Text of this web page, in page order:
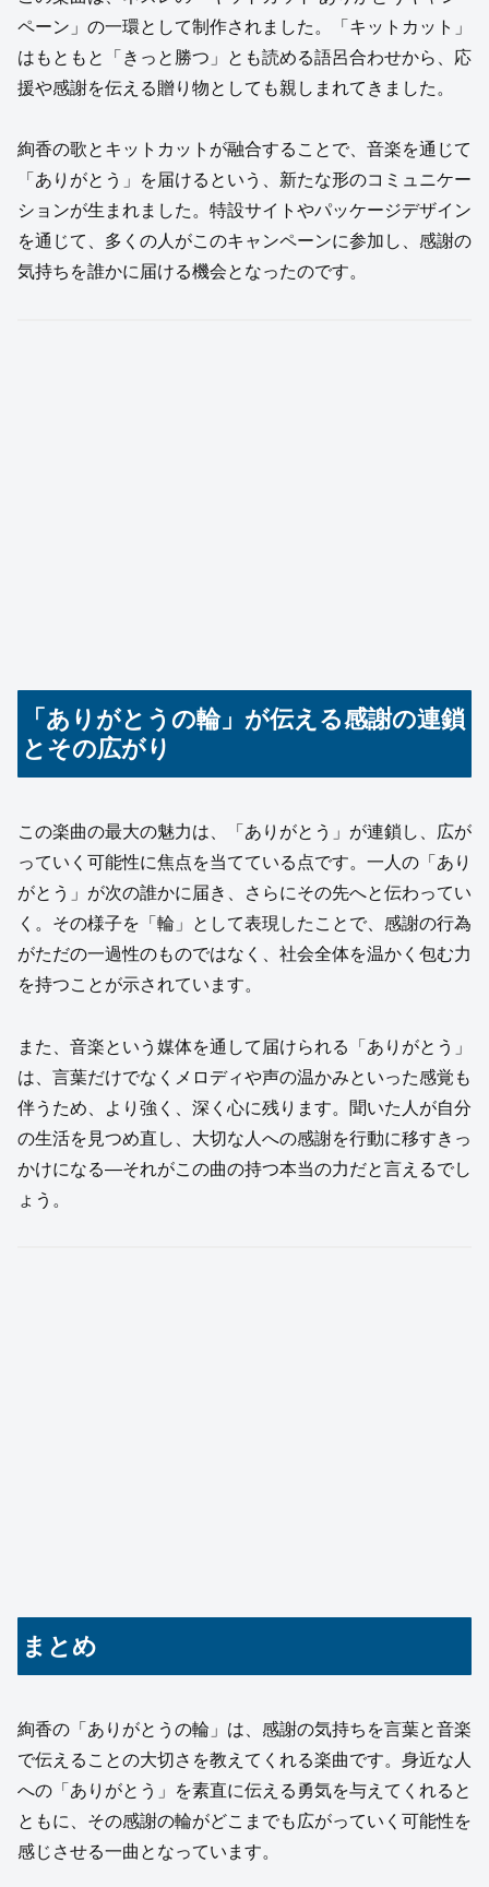
ペーン」の一環として制作されました。「キットカット」
はもともと「きっと勝つ」とも読める語呂合わせから、応
援や感謝を伝える贈り物としても親しまれてきました。
絢香の歌とキットカットが融合することで、音楽を通じて
「ありがとう」を届けるという、新たな形のコミュニケー
ションが生まれました。特設サイトやパッケージデザイン
を通じて、多くの人がこのキャンペーンに参加し、感謝の
気持ちを誰かに届ける機会となったのです。
「ありがとうの輪」が伝える感謝の連鎖
とその広がり
この楽曲の最大の魅力は、「ありがとう」が連鎖し、広が
っていく可能性に焦点を当てている点です。一人の「あり
がとう」が次の誰かに届き、さらにその先へと伝わってい
く。その様子を「輪」として表現したことで、感謝の行為
がただの一過性のものではなく、社会全体を温かく包む力
を持つことが示されています。
また、音楽という媒体を通して届けられる「ありがとう」
は、言葉だけでなくメロディや声の温かみといった感覚も
伴うため、より強く、深く心に残ります。聞いた人が自分
の生活を見つめ直し、大切な人への感謝を行動に移すきっ
かけになる—それがこの曲の持つ本当の力だと言えるでし
ょう。
まとめ
絢香の「ありがとうの輪」は、感謝の気持ちを言葉と音楽
で伝えることの大切さを教えてくれる楽曲です。身近な人
への「ありがとう」を素直に伝える勇気を与えてくれると
ともに、その感謝の輪がどこまでも広がっていく可能性を
感じさせる一曲となっています。